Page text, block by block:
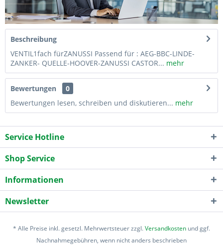
Beschreibung
VENTIL1fach fürZANUSSI Passend für : AEG-BBC-LINDE-
ZANKER- QUELLE-HOOVER-ZANUSSI CASTOR... mehr
Bewertungen
0
Bewertungen lesen, schreiben und diskutieren... mehr
Service Hotline
Shop Service
Informationen
Newsletter
* Alle Preise inkl. gesetzl. Mehrwertsteuer zzgl.Versandkosten und ggf.
Nachnahmegebühren, wenn nicht anders beschrieben